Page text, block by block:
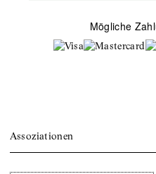
Mögliche
Assoziationen